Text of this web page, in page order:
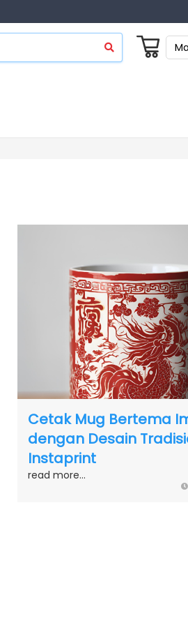
Cetak Mug Bertema
dengan Desain
Instaprint
read more...